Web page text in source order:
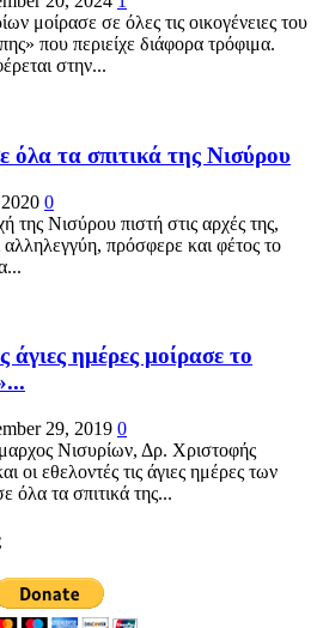
σε όλες τις οικογένειες του
που περιείχε διάφορα τρόφιμα.
στην...
όλα τα σπιτικά της Νισύρου
0
Νισύρου πιστή στις αρχές της,
πρόσφερε και φέτος το
άγιες ημέρες μοίρασε το
29, 2019 0
Νισυρίων, Δρ. Χριστοφής
οι εθελοντές τις άγιες ημέρες των
όλα τα σπιτικά της...